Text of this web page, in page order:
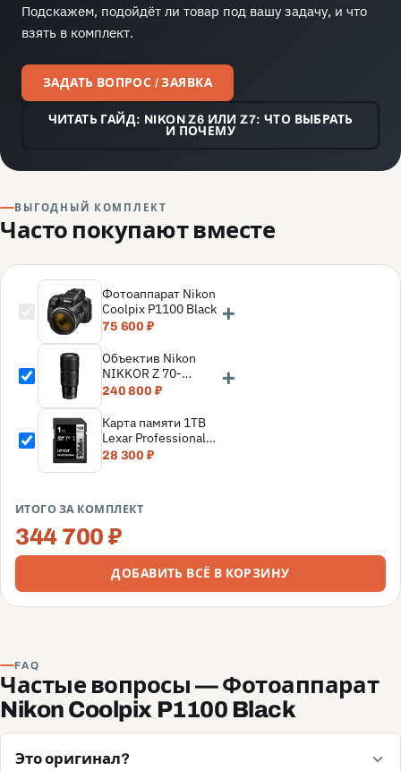
Подскажем, подойдёт ли товар под вашу задачу, и что
взять в комплект.
ЗАДАТЬ ВОПРОС / ЗАЯВКА
ЧИТАТЬ ГАЙД: NIKON Z6 ИЛИ Z7: ЧТО ВЫБРАТЬ
И ПОЧЕМУ
ВЫГОДНЫЙ КОМПЛЕКТ
Часто покупают вместе
Фотоаппарат Nikon
Coolpix P1100 Black
75 600 ₽
+
Объектив Nikon
NIKKOR Z 70-
200mm f/2.8 VR S II
240 800 ₽
+
Карта памяти 1TB
Lexar Professional
SDXC UHS-I
BNNNG)
28 300 ₽
ИТОГО ЗА КОМПЛЕКТ
344 700 ₽
ДОБАВИТЬ ВСЁ В КОРЗИНУ
FAQ
Частые вопросы — Фотоаппарат
Nikon Coolpix P1100 Black
Это оригинал?